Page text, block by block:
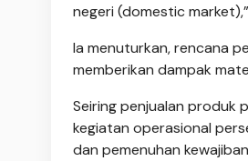
negeri (domestic
Ia menuturkan, rencana
memberikan dampak
Seiring penjualan produk
kegiatan operasional
dan pemenuhan